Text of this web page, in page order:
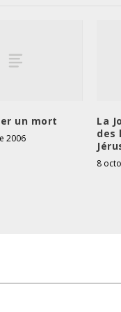
un mort
2006
La
des
8